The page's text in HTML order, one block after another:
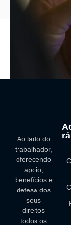
Ao lado do
trabalhador,
oferecendo
apoio,
benefícios e
defesa dos
seus
direitos
todos os